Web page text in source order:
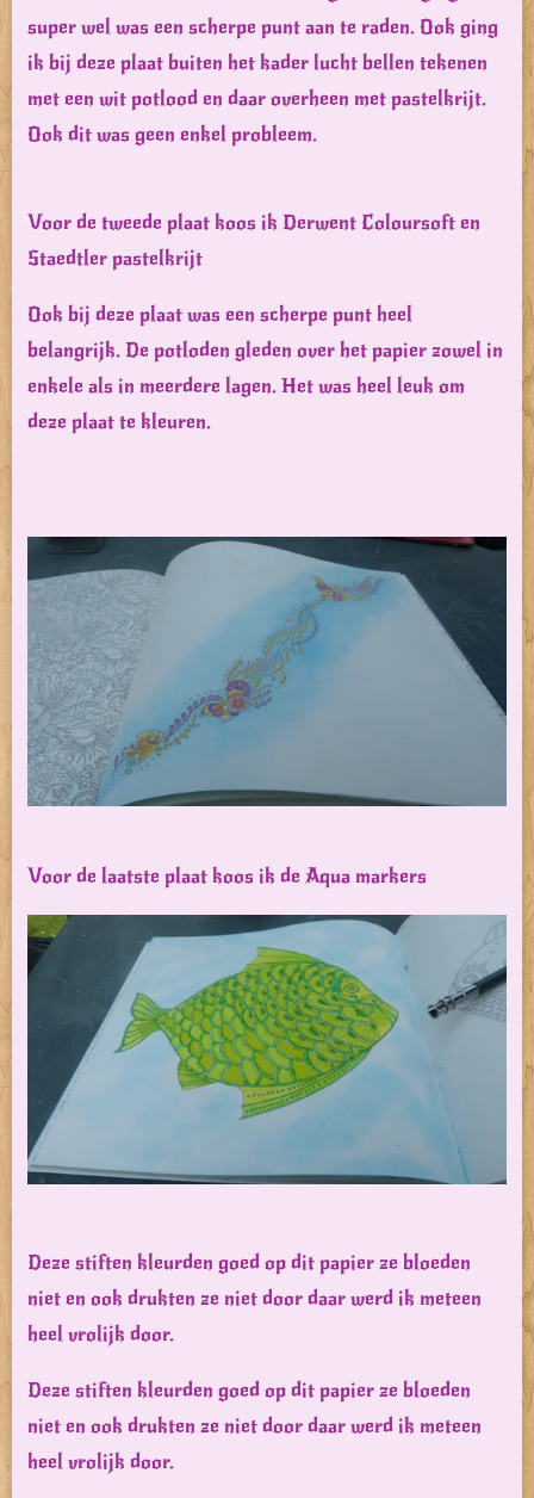
super wel was een scherpe punt aan te raden. Ook ging
ik bij deze plaat buiten het kader lucht bellen tekenen
met een wit potlood en daar overheen met pastelkrijt.
Ook dit was geen enkel probleem.
Voor de tweede plaat koos ik Derwent Coloursoft en
Staedtler pastelkrijt
Ook bij deze plaat was een scherpe punt heel
belangrijk. De potloden gleden over het papier zowel in
enkele als in meerdere lagen. Het was heel leuk om
deze plaat te kleuren.
Voor de laatste plaat koos ik de Aqua markers
Deze stiften kleurden goed op dit papier ze bloeden
niet en ook drukten ze niet door daar werd ik meteen
heel vrolijk door.
Deze stiften kleurden goed op dit papier ze bloeden
niet en ook drukten ze niet door daar werd ik meteen
heel vrolijk door.